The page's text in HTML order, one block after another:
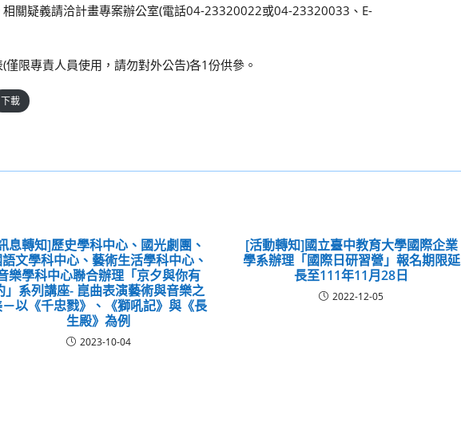
關疑義請洽計畫專案辦公室(電話04-23320022或04-23320033、E-
限專責人員使用，請勿對外公告)各1份供參。
下載
息轉知]歷史學科中心、國光劇團、
文學科中心、藝術生活學科中心、
樂學科中心聯合辦理「京夕與你有
」系列講座- 崑曲表演藝術與音樂之
以《千忠戮》、《獅吼記》與《長
生殿》為例
2023-10-04
[活動轉知]國立臺中教育大學國際企業
學系辦理「國際日研習營」報名期限延
長至111年11月28日
2022-12-05